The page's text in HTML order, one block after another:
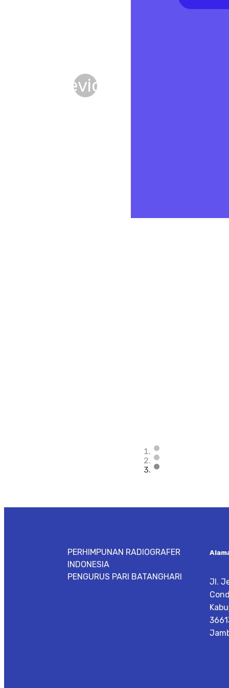
Previous
PERHIMPUNAN RADIOGRAFER
INDONESIA
PENGURUS PARI BATANGHARI
Jl.